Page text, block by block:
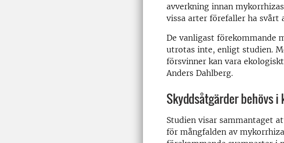
avverkning innan
vissa arter förefaller ha svårt
De vanligast förekommande
utrotas inte, enligt studien.
försvinner kan vara
Anders Dahlberg.
Skyddsåtgärder behövs i
Studien visar sammantaget
för mångfalden av